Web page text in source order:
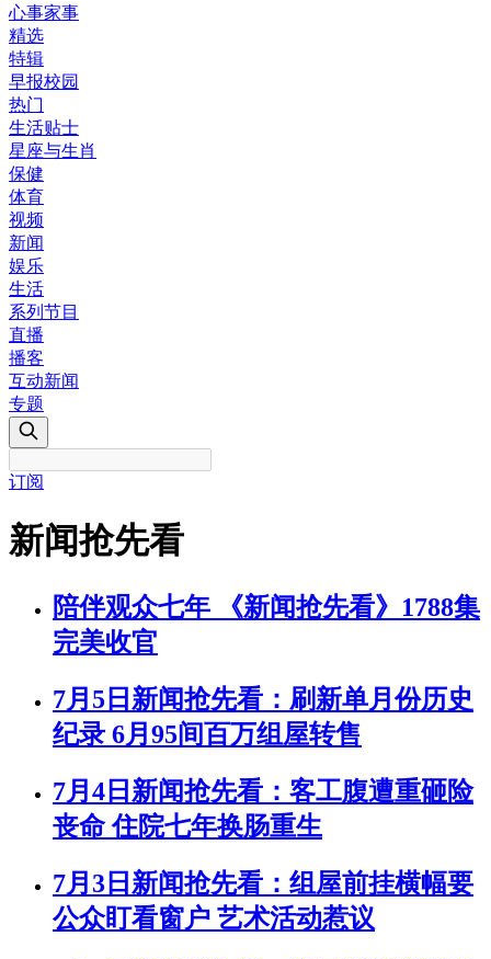
心事家事
精选
特辑
早报校园
热门
生活贴士
星座与生肖
保健
体育
视频
新闻
娱乐
生活
系列节目
直播
播客
互动新闻
专题
订阅
新闻抢先看
陪伴观众七年 《新闻抢先看》1788集
完美收官
7月5日新闻抢先看：刷新单月份历史
纪录 6月95间百万组屋转售
7月4日新闻抢先看：客工腹遭重砸险
丧命 住院七年换肠重生
7月3日新闻抢先看：组屋前挂横幅要
公众盯看窗户 艺术活动惹议